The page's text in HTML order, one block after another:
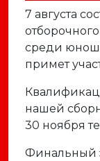
7 августа
среди
примет
нашей
30 ноября
Финальный